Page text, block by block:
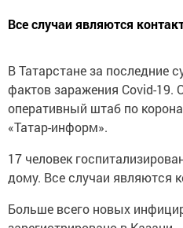
Все случаи являются
В Татарстане за последние
фактов заражения Covid-19.
оперативный штаб по
«Татар-информ».
17 человек
дому. Все случаи являются
Больше всего новых